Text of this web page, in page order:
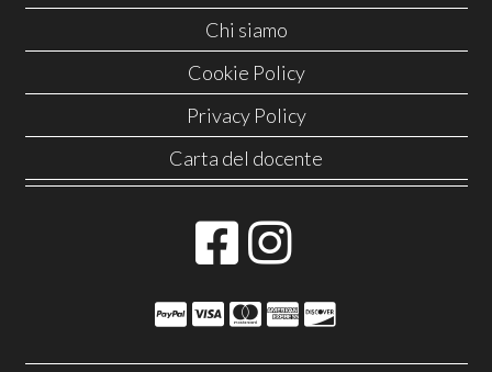
Chi siamo
Cookie Policy
Privacy Policy
Carta del docente